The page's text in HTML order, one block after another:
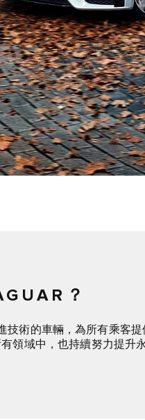
？
技術的車輛，為所有乘客
領域中，也持續努力提升